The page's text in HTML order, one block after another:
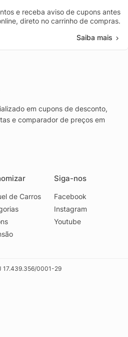
e receba aviso de cupons antes
direto no carrinho de compras.
Saiba mais
em cupons de desconto,
e comparador de preços em
de Carros
Siga-nos
Facebook
Instagram
Youtube
17.439.356/0001-29